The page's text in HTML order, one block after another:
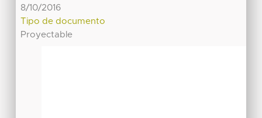
8/10/2016
Tipo de documento
Proyectable